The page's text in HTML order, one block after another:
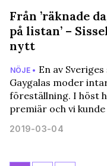
Från ’räknade
på listan’ –
nytt
NÖJE • En av
Gaygalas moder
föreställning. I höst
premiär och vi
2019-03-04